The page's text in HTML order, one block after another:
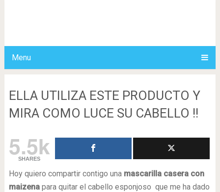
Menu
ELLA UTILIZA ESTE PRODUCTO Y
MIRA COMO LUCE SU CABELLO !!
5.5k
SHARES
Hoy quiero compartir contigo una mascarilla casera con
maizenapara quitar el cabello esponjoso que me ha dado